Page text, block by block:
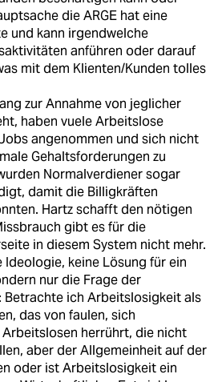
die ARGE hat eine
und kann irgendwelche
anführen oder darauf
mit dem Klienten/Kunden tolles
zur Annahme von jeglicher
haben vuele Arbeitslose
angenommen und sich nicht
Gehaltsforderungen zu
Normalverdiener sogar
damit die Billigkräften
Hartz schafft den nötigen
gibt es für die
in diesem System nicht mehr.
Ideologie, keine Lösung für ein
nur die Frage der
Betrachte ich Arbeitslosigkeit als
das von faulen, sich
herrührt, die nicht
aber der Allgemeinheit auf der
oder ist Arbeitslosigkeit ein